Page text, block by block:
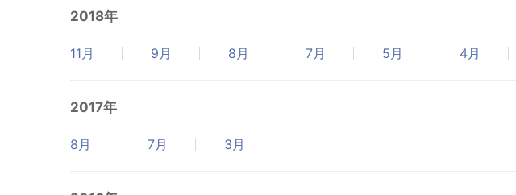
2018年
11月 9月 8月 7月 5月 4月
2017年
8月 7月 3月